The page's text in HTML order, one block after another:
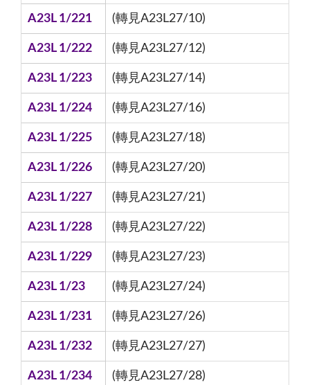
A23L 1/221 (轉見A23L27/10)
A23L 1/222 (轉見A23L27/12)
A23L 1/223 (轉見A23L27/14)
A23L 1/224 (轉見A23L27/16)
A23L 1/225 (轉見A23L27/18)
A23L 1/226 (轉見A23L27/20)
A23L 1/227 (轉見A23L27/21)
A23L 1/228 (轉見A23L27/22)
A23L 1/229 (轉見A23L27/23)
A23L 1/23 (轉見A23L27/24)
A23L 1/231 (轉見A23L27/26)
A23L 1/232 (轉見A23L27/27)
A23L 1/234 (轉見A23L27/28)